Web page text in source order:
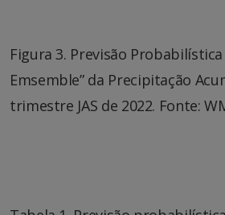
Figura 3. Previsão
Emsemble” da Precipitação
trimestre JAS de 2022. Fonte: